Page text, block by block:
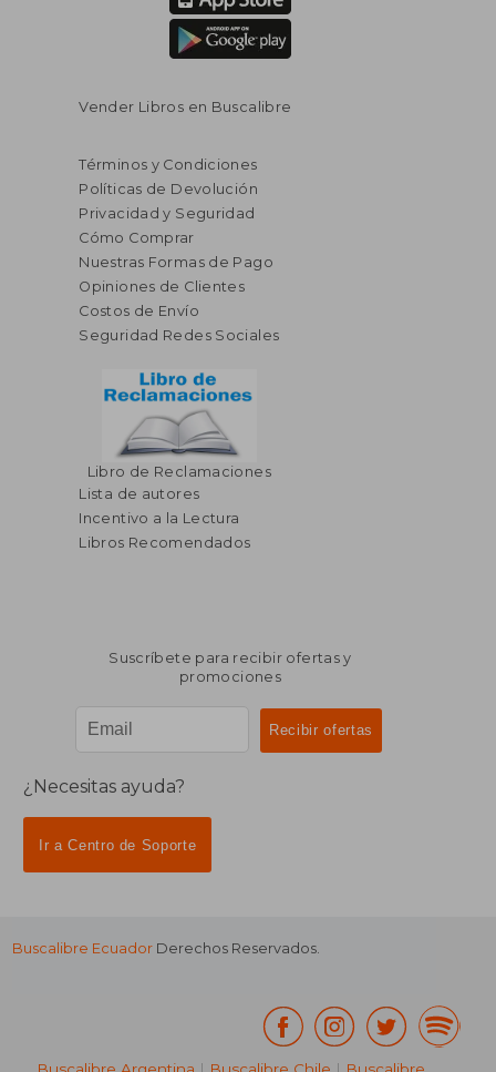
Vender Libros en Buscalibre
Términos y Condiciones
Políticas de Devolución
Privacidad y Seguridad
Cómo Comprar
Nuestras Formas de Pago
Opiniones de Clientes
Costos de Envío
Seguridad Redes Sociales
Libro de Reclamaciones
Lista de autores
Incentivo a la Lectura
Libros Recomendados
Suscríbete para recibir ofertas y
promociones
¿Necesitas ayuda?
Ir a Centro de Soporte
Buscalibre Ecuador Derechos Reservados.